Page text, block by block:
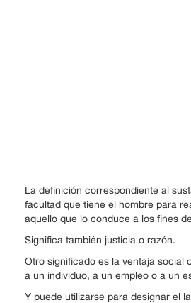
La definición correspondiente al
facultad que tiene el hombre para
aquello que lo conduce a los fines
Significa también justicia o razón.
Otro significado es la ventaja social
a un individuo, a un empleo o a un
Y puede utilizarse para designar el